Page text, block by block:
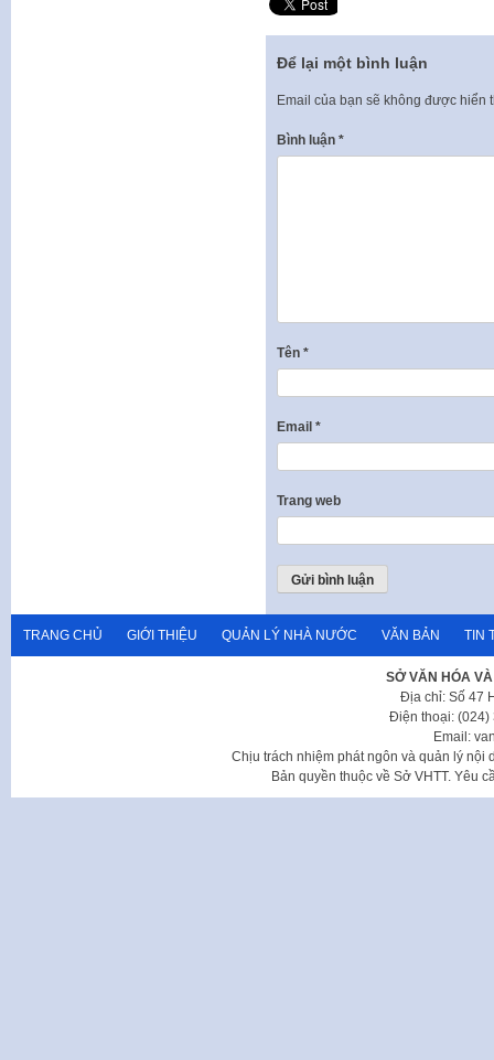
Để lại một bình luận
Email của bạn sẽ không được hiển
Bình luận *
Tên *
Email *
Trang web
TRANG CHỦ GIỚI THIỆU QUẢN LÝ NHÀ NƯỚC VĂN BẢN TIN
SỞ VĂN HÓA
Địa chỉ: Số 47
Điện thoại: (024)
Email:
Chịu trách nhiệm phát ngôn và quản lý nội
Bản quyền thuộc về Sở VHTT. Yêu